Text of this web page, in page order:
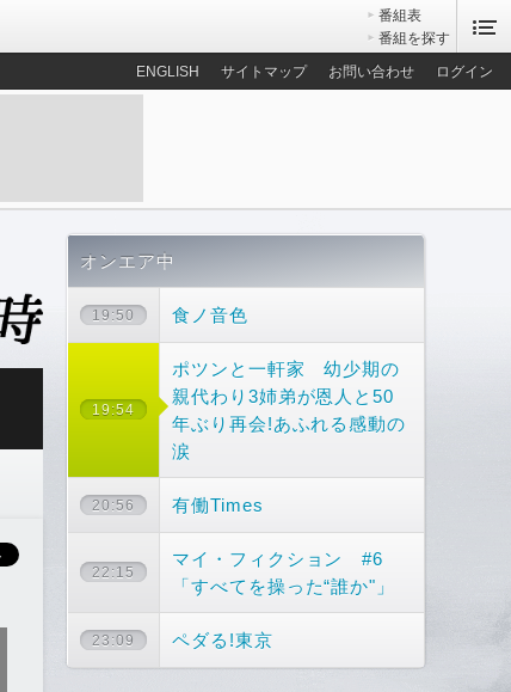
番組表
番組を探す
ENGLISH サイトマップ お問い合わせ ログイン
オンエア中
19:50 食ノ音色
19:54
ポツンと一軒家 幼少期の
親代わり3姉弟が恩人と50
年ぶり再会!あふれる感動の
涙
20:56 有働Times
22:15
マイ・フィクション #6
「すべてを操った“誰か"」
23:09 ペダる!東京